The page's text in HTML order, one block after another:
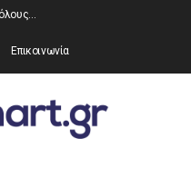
Επικοινωνία